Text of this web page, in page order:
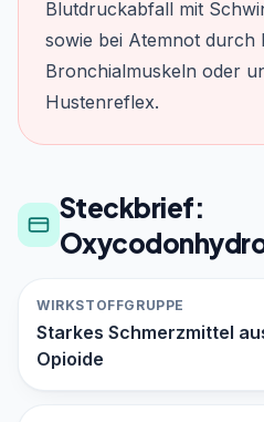
Blutdruckabfall mit
sowie bei Atemnot durch
Bronchialmuskeln oder
Hustenreflex.
Steckbrief:
WIRKSTOFFGRUPPE
Starkes Schmerzmittel
Opioide